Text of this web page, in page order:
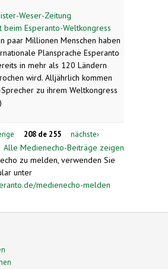
Weser-Zeitung
beim Esperanto-Weltkongress
paar Millionen Menschen haben
Plansprache Esperanto
in mehr als 120 Ländern
wird. Alljährlich kommen
zu ihrem Weltkongress
208 de 255 nächste›
Alle Medienecho-Beiträge zeigen
zu melden, verwenden Sie
unter
medienecho-melden